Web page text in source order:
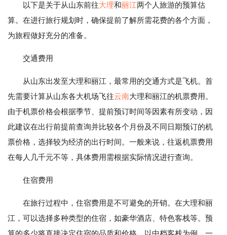
以下是关于从山东前往大理和丽江两个人旅游的预算估
算。在进行旅行规划时，确保提前了解所需花费的各个方面，
为旅程做好充分的准备。
交通费用
从山东出发至大理和丽江，最常用的交通方式是飞机。首
先需要计算从山东各大机场飞往云南大理和丽江的机票费用。
由于机票价格会根据季节、提前预订时间等因素有所变动，因
此建议在出行前提前查询并比较各个月份及不同日期预订的机
票价格，选择较为经济的出行时间。一般来说，往返机票费用
在每人几千元不等，具体费用需根据实际情况进行查询。
住宿费用
在旅行过程中，住宿费用是不可避免的开销。在大理和丽
江，可以选择多种类型的住宿，如豪华酒店、特色客栈等。预
算的多少将直接决定住宿的品质和价格。以中档客栈为例，一